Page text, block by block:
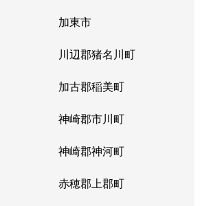
加東市
川辺郡猪名川町
加古郡稲美町
神崎郡市川町
神崎郡神河町
赤穂郡上郡町